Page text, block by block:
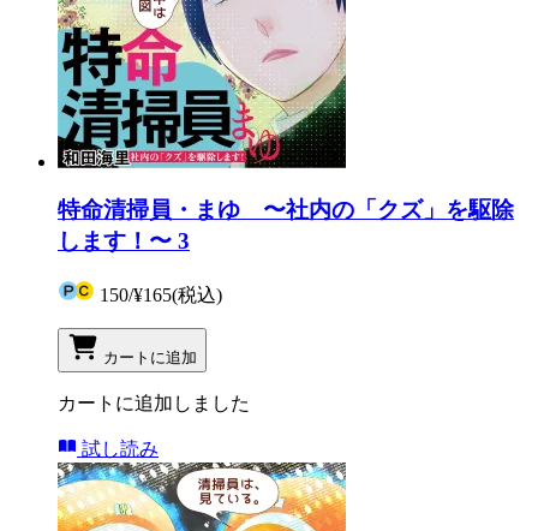
特命清掃員・まゆ 〜社内の「クズ」を駆除
します！〜 3
150/¥165(税込)
カートに追加
カートに追加しました
試し読み